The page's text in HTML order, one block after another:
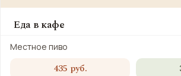
Еда в кафе
Местное пиво
435 руб.